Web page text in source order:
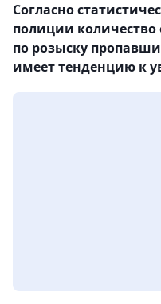
Согласно
полиции
по розыску
имеет тенденцию к